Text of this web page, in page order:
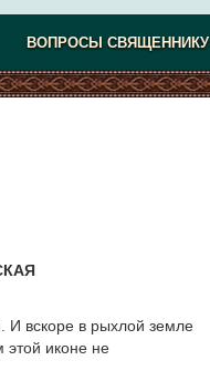
ВОПРОСЫ СВЯЩЕННИКУ
И вскоре в рыхлой земле
иконе не